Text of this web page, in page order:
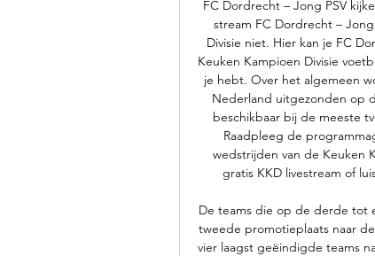
FC Dordrecht – Jong PSV
stream FC Dordrecht –
Divisie niet. Hier kan je FC
Keuken Kampioen Divisie
je hebt. Over het algemeen
Nederland uitgezonden op
beschikbaar bij de meeste
Raadpleeg de
wedstrijden van de Keuken
gratis KKD livestream of
De teams die op de derde tot
tweede promotieplaats naar
vier laagst geëindigde teams